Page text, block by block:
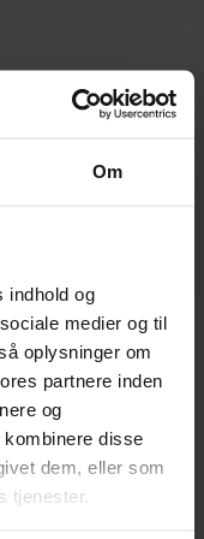
Om
indhold og
medier og til
oplysninger om
partnere inden
og
disse
dem, eller som
tjenester.